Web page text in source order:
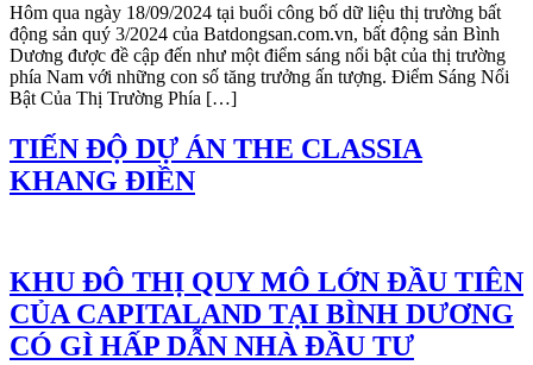
Hôm qua ngày 18/09/2024 tại buổi công bố dữ liệu thị trường bất
động sản quý 3/2024 của Batdongsan.com.vn, bất động sản Bình
Dương được đề cập đến như một điểm sáng nổi bật của thị trường
phía Nam với những con số tăng trưởng ấn tượng. Điểm Sáng Nổi
Bật Của Thị Trường Phía […]
TIẾN ĐỘ DỰ ÁN THE CLASSIA
KHANG ĐIỀN
KHU ĐÔ THỊ QUY MÔ LỚN ĐẦU TIÊN
CỦA CAPITALAND TẠI BÌNH DƯƠNG
CÓ GÌ HẤP DẪN NHÀ ĐẦU TƯ